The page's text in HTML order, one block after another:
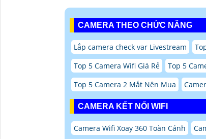
CAMERA THEO CHỨC NĂNG
Lắp camera check var Livestream
Top 5 Camera Wifi Giá Rẻ
Top 5
Top 5 Camera 2 Mắt Nên Mua
CAMERA KẾT NỐI WIFI
Camera Wifi Xoay 360 Toàn Cảnh